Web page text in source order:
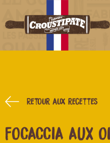
Retour aux recettes
FOCACCIA AUX